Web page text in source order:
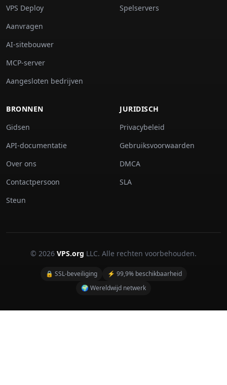
VPS Deploy
Aanvragen
AI-sitebouwer
MCP-server
Aangesloten bedrijven
Spelservers
BRONNEN
Gidsen
API-documentatie
Over ons
Contactpersoon
Steun
JURIDISCH
Privacybeleid
Gebruiksvoorwaarden
DMCA
SLA
© 2026 VPS.org LLC. Alle rechten voorbehouden.
🔒 SSL-beveiliging
⚡ 99,9% beschikbaarheid
🌍 Wereldwijd netwerk